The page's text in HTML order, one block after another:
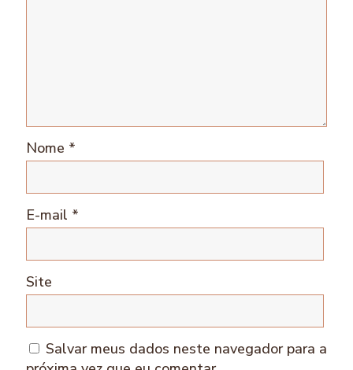
Nome *
E-mail *
Site
Salvar meus dados neste navegador para a